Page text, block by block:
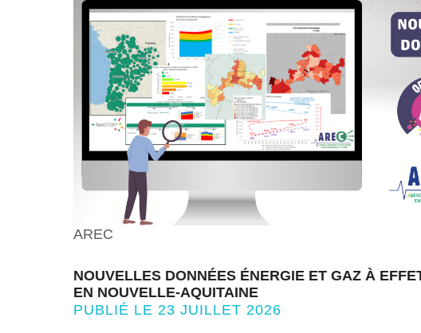
AREC
NOUVELLES DONNÉES ÉNERGIE ET GAZ À
EN NOUVELLE-AQUITAINE
PUBLIÉ LE 23 JUILLET 2026